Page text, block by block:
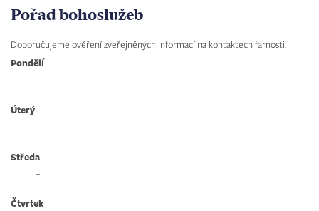
Pořad bohoslužeb
Doporučujeme ověření zveřejněných informací na kontaktech farnosti.
Pondělí
–
Úterý
–
Středa
–
Čtvrtek